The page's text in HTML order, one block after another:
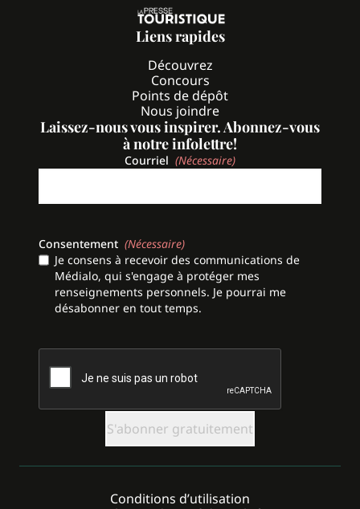
Liens rapides
Découvrez
Concours
Points de dépôt
Nous joindre
Laissez-nous vous inspirer. Abonnez-vous
à notre infolettre!
Courriel (Nécessaire)
Consentement (Nécessaire)
Je consens à recevoir des communications de
Médialo, qui s'engage à protéger mes
renseignements personnels. Je pourrai me
désabonner en tout temps.
CAPTCHA
Conditions d’utilisation